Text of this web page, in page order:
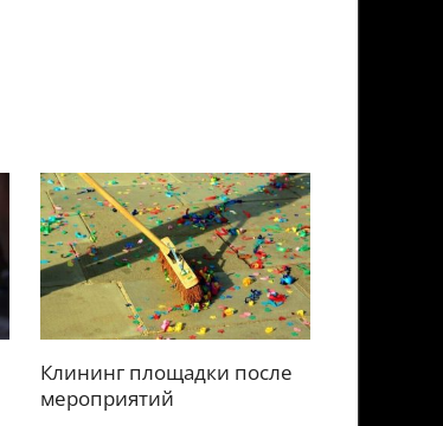
Клининг площадки после
мероприятий